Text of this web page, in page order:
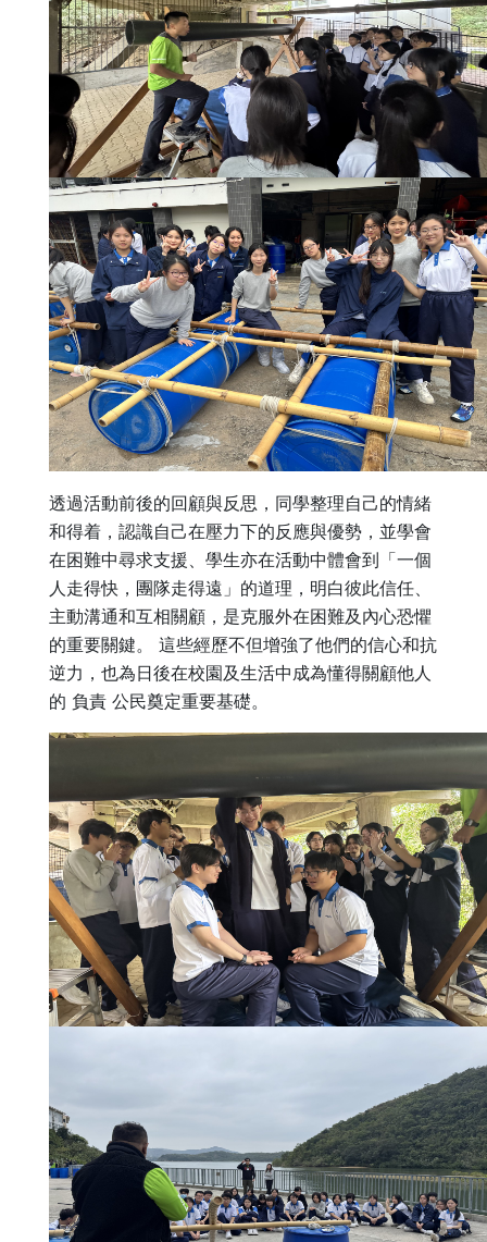
透過活動前後的回顧與反思，同學整理自己的情緒
和得着，認識自己在壓力下的反應與優勢，並學會
在困難中尋求支援、學生亦在活動中體會到「一個
人走得快，團隊走得遠」的道理，明白彼此信任、
主動溝通和互相關顧，是克服外在困難及內心恐懼
的重要關鍵。 這些經歷不但增強了他們的信心和抗
逆力，也為日後在校園及生活中成為懂得關顧他人
的 負責 公民奠定重要基礎。